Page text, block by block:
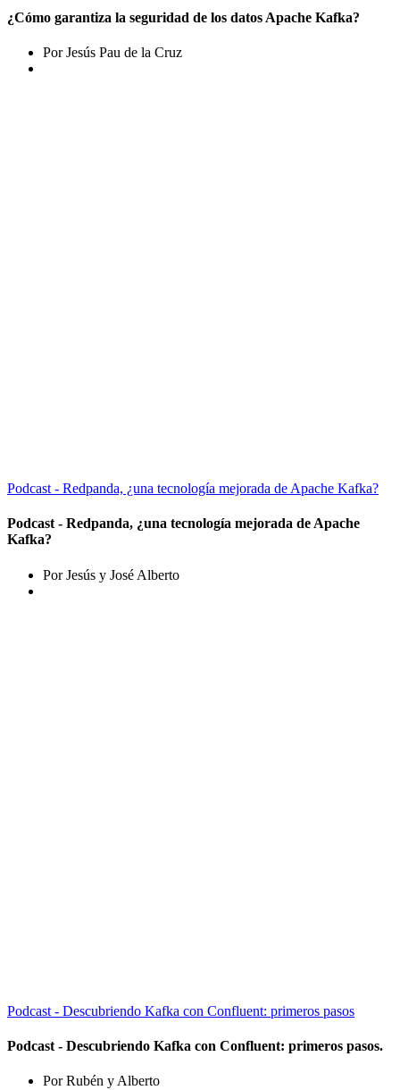
¿Cómo garantiza la seguridad de los datos Apache Kafka?
Por Jesús Pau de la Cruz
Podcast - Redpanda, ¿una tecnología mejorada de Apache Kafka?
Podcast - Redpanda, ¿una tecnología mejorada de Apache
Kafka?
Por Jesús y José Alberto
Podcast - Descubriendo Kafka con Confluent: primeros pasos
Podcast - Descubriendo Kafka con Confluent: primeros pasos.
Por Rubén y Alberto